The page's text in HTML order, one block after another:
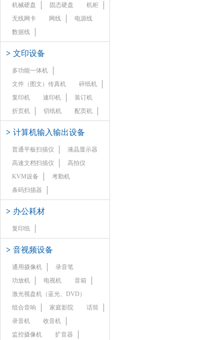
机械硬盘
固态硬盘
机柜
无线网卡
网线
电源线
数据线
> 文印设备
多功能一体机
文件（图文）传真机
碎纸机
复印机
速印机
装订机
折页机
切纸机 配页机
> 计算机输入输出设备
普通平板扫描仪
液晶显示器
高速文档扫描仪
高拍仪
KVM设备
考勤机
条码扫描器
> 办公耗材
复印纸
> 音视频设备
通用摄像机
录音笔
功放机
电视机
音箱
激光视盘机（蓝光、DVD）
组合音响
家庭影院
话筒
录音机
收音机
监控摄像机
扩音器